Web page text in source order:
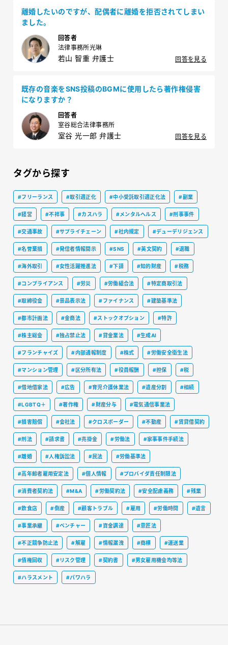
離婚したいのですが、配偶者に離婚を拒否されてしまい
ました。
回答者
法律事務所光琳
若山 智重 弁護士 回答を見る
既存の音楽をSNS投稿のBGMに使用したら著作権侵害
になりますか？
回答者
室谷総合法律事務所
室谷 光一郎 弁護士 回答を見る
タグから探す
#フリーランス #取引適正化 #中小受託取引適正化法 #副業
#経営 #不祥事 #カスハラ #メンタルヘルス #刑事事件
#交通事故 #サプライチェーン #社内規定 #デューデリジェンス
#名誉棄損 #発信者情報開示 #SNS #英文契約 #退職
#海外取引 #女性活躍推進法 #下請 #知的財産 #税務
#コンプライアンス #労災 #労働組合法 #特定商取引法
#取締役会 #景品表示法 #ファイナンス #建築基準法
#都市計画法 #金商法 #ストックオプション #特許
#株主総会 #独占禁止法 #貸金業法 #生成AI
#フランチャイズ #内部通報制度 #株式 #労働安全衛生法
#マンション管理 #区分所有法 #役員報酬 #担保 #税
#借地借家法 #広告 #育児介護休業法 #遺産分割 #相続
#LGBTQ＋ #著作権 #財産分与 #電気通信事業法
#損害賠償 #会社法 #クロスボーダー #不動産 #賃貸借契約
#刑法 #請求書 #売掛金 #労働法 #家事事件手続法
#離婚 #人権訴訟法 #民法 #労働基準法
#高年齢者雇用安定法 #個人情報 #プロバイダ責任制限法
#消費者契約法 #M&A #労働契約法 #安全配慮義務 #残業
#飲食店 #倒産 #顧客トラブル #雇用 #労働時間 #遺言
#事業承継 #ベンチャー #資金調達 #意匠法
#不正競争防止法 #解雇 #情報漏洩 #商標 #運送業
#債権回収 #リスク管理 #契約書 #男女雇用機会均等法
#ハラスメント #パワハラ